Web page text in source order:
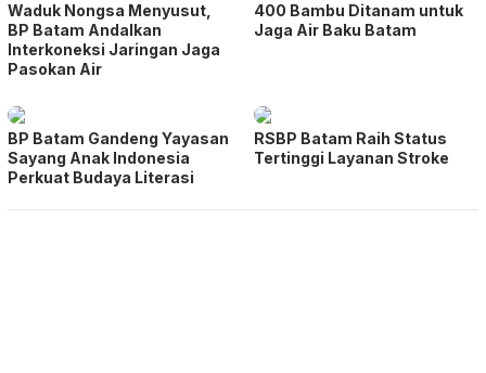
Waduk Nongsa Menyusut,
BP Batam Andalkan
Interkoneksi Jaringan Jaga
Pasokan Air
400 Bambu Ditanam untuk
Jaga Air Baku Batam
BP Batam Gandeng Yayasan
Sayang Anak Indonesia
Perkuat Budaya Literasi
RSBP Batam Raih Status
Tertinggi Layanan Stroke